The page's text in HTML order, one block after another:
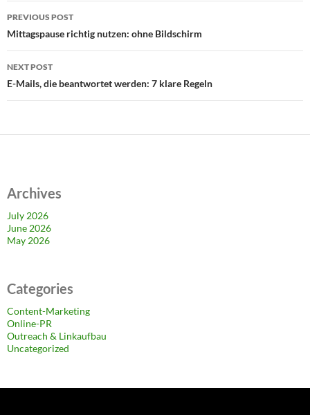
Post
navigation
PREVIOUS POST
Mittagspause richtig nutzen: ohne Bildschirm
NEXT POST
E-Mails, die beantwortet werden: 7 klare Regeln
Archives
July 2026
June 2026
May 2026
Categories
Content-Marketing
Online-PR
Outreach & Linkaufbau
Uncategorized